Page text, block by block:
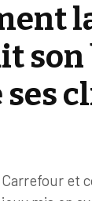
son
ses
et